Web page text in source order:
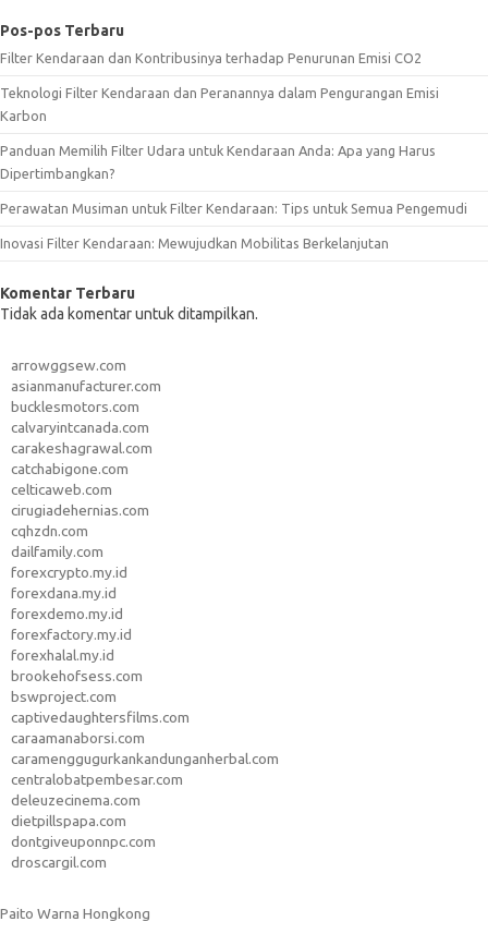
Pos-pos Terbaru
Filter Kendaraan dan Kontribusinya terhadap Penurunan Emisi CO2
Teknologi Filter Kendaraan dan Peranannya dalam Pengurangan Emisi
Karbon
Panduan Memilih Filter Udara untuk Kendaraan Anda: Apa yang Harus
Dipertimbangkan?
Perawatan Musiman untuk Filter Kendaraan: Tips untuk Semua Pengemudi
Inovasi Filter Kendaraan: Mewujudkan Mobilitas Berkelanjutan
Komentar Terbaru
Tidak ada komentar untuk ditampilkan.
arrowggsew.com
asianmanufacturer.com
bucklesmotors.com
calvaryintcanada.com
carakeshagrawal.com
catchabigone.com
celticaweb.com
cirugiadehernias.com
cqhzdn.com
dailfamily.com
forexcrypto.my.id
forexdana.my.id
forexdemo.my.id
forexfactory.my.id
forexhalal.my.id
brookehofsess.com
bswproject.com
captivedaughtersfilms.com
caraamanaborsi.com
caramenggugurkankandunganherbal.com
centralobatpembesar.com
deleuzecinema.com
dietpillspapa.com
dontgiveuponnpc.com
droscargil.com
Paito Warna Hongkong